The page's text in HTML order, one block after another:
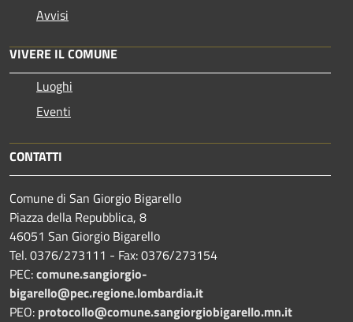
Avvisi
VIVERE IL COMUNE
Luoghi
Eventi
CONTATTI
Comune di San Giorgio Bigarello
Piazza della Repubblica, 8
46051 San Giorgio Bigarello
Tel. 0376/273111 - Fax: 0376/273154
PEC:comune.sangiorgio-
bigarello@pec.regione.lombardia.it
PEO: protocollo@comune.sangiorgiobigarello.mn.it